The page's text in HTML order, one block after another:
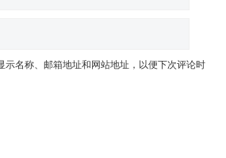
示名称、邮箱地址和网站地址，以便下次评论时